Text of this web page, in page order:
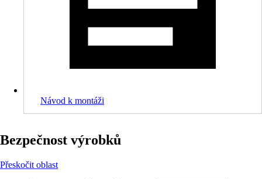
Návod k montáži
Bezpečnost výrobků
Přeskočit oblast